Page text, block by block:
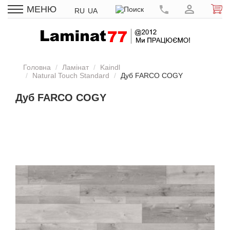
МЕНЮ RU UA
Головна Ламінат
Kaindl
Natural Touch Standard
Дуб FARCO COGY
Дуб FARCO COGY